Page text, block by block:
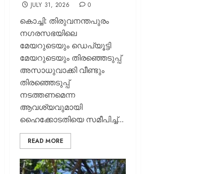
JULY 31, 2026 0
കൊച്ചി: തിരുവനന്തപുരം
നഗരസഭയിലെ
മേയറുടെയും ഡെപ്യൂട്ടി
മേയറുടെയും തിരഞ്ഞെടുപ്പ്
അസാധുവാക്കി വീണ്ടും
തിരഞ്ഞെടുപ്പ്
നടത്തണമെന്ന
ആവശ്യവുമായി
ഹൈക്കോടതിയെ സമീപിച്ച്...
READ MORE